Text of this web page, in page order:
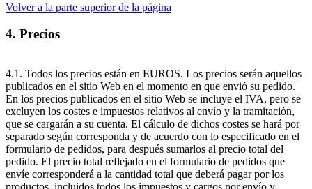
Volver a la parte superior de la página
4. Precios
4.1. Todos los precios están en EUROS. Los precios serán aquellos
publicados en el sitio Web en el momento en que envió su pedido.
En los precios publicados en el sitio Web se incluye el IVA, pero se
excluyen los costes e impuestos relativos al envío y la tramitación,
que se cargarán a su cuenta. El cálculo de dichos costes se hará por
separado según corresponda y de acuerdo con lo especificado en el
formulario de pedidos, para después sumarlos al precio total del
pedido. El precio total reflejado en el formulario de pedidos que
envíe corresponderá a la cantidad total que deberá pagar por los